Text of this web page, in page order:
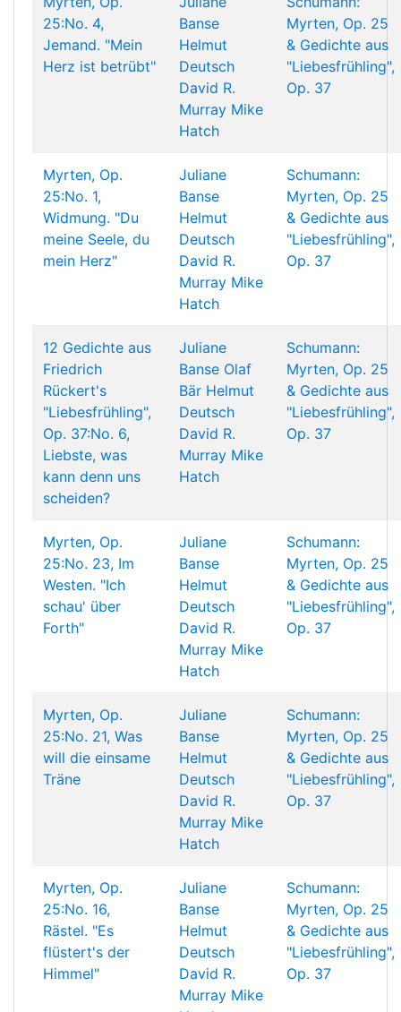
25:No. 4,
Jemand. "Mein
Herz ist betrübt"
Banse
Helmut
Deutsch
David R.
Murray Mike
Hatch
Myrten, Op. 25
& Gedichte aus
"Liebesfrühling",
Op. 37
Myrten, Op.
25:No. 1,
Widmung. "Du
meine Seele, du
mein Herz"
Juliane
Banse
Helmut
Deutsch
David R.
Murray Mike
Hatch
Schumann:
Myrten, Op. 25
& Gedichte aus
"Liebesfrühling",
Op. 37
12 Gedichte aus
Friedrich
Rückert's
"Liebesfrühling",
Op. 37:No. 6,
Liebste, was
kann denn uns
scheiden?
Juliane
Banse Olaf
Bär Helmut
Deutsch
David R.
Murray Mike
Hatch
Schumann:
Myrten, Op. 25
& Gedichte aus
"Liebesfrühling",
Op. 37
Myrten, Op.
25:No. 23, Im
Westen. "Ich
schau' über
Forth"
Juliane
Banse
Helmut
Deutsch
David R.
Murray Mike
Hatch
Schumann:
Myrten, Op. 25
& Gedichte aus
"Liebesfrühling",
Op. 37
Myrten, Op.
25:No. 21, Was
will die einsame
Träne
Juliane
Banse
Helmut
Deutsch
David R.
Murray Mike
Hatch
Schumann:
Myrten, Op. 25
& Gedichte aus
"Liebesfrühling",
Op. 37
Myrten, Op.
25:No. 16,
Rästel. "Es
flüstert's der
Himmel"
Juliane
Banse
Helmut
Deutsch
David R.
Murray Mike
Schumann:
Myrten, Op. 25
& Gedichte aus
"Liebesfrühling",
Op. 37